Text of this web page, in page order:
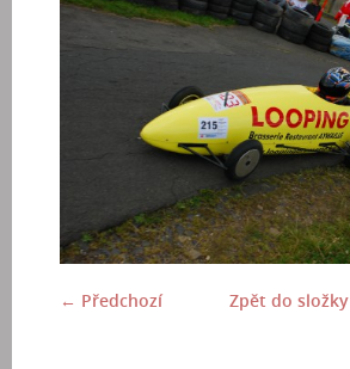
← Předchozí Zpět do složky